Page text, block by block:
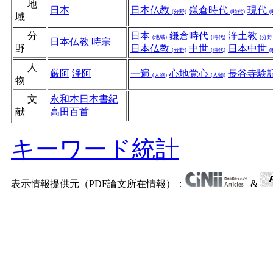
地
域
日本 日本仏教 (分野) 鎌倉時代 (時代) 現代 (
分
野
日本仏教 時宗
日本 (地域) 鎌倉時代 (時代) 浄土教 (分
日本仏教 (分野) 中世 (時代) 日本中世 (
人
物
厳阿 浄阿 一遍 (人物) 心地覚心 (人物) 長谷寺験
文
献
永和本日本書紀
高田百首
キーワード統計
表示情報提供元（PDF論文所在情報）： &